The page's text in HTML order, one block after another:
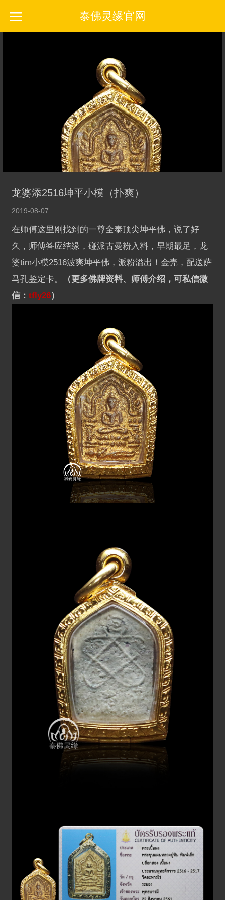
泰佛灵缘官网
龙婆添2516坤平小模（扑爽）
2019-08-07
在师傅这里刚找到的一尊全泰顶尖坤平佛，说了好
久，师傅答应结缘，碰派古曼粉入料，早期最足，龙
婆tim小模2516波爽坤平佛，派粉溢出！金壳，配送萨
马孔鉴定卡。
（更多佛牌资料、师傅介绍，可私信微
信：tfly26）